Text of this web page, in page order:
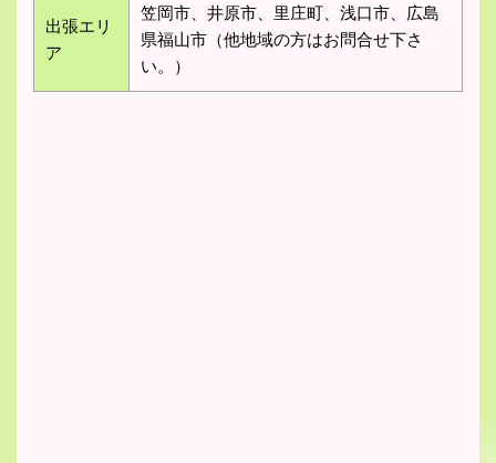
出張エリ
ア
笠岡市、井原市、里庄町、浅口市、広島
県福山市（他地域の方はお問合せ下さ
い。）